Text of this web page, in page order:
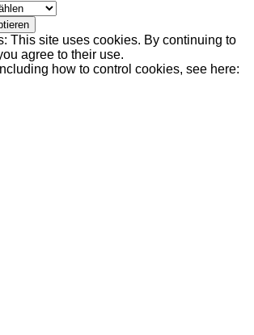
This site uses cookies. By continuing to
agree to their use.
how to control cookies, see here: